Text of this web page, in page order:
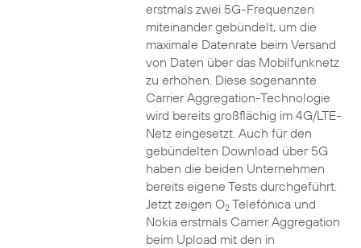
erstmals zwei 5G-Frequenzen
miteinander gebündelt, um die
maximale Datenrate beim Versand
von Daten über das Mobilfunknetz
zu erhöhen. Diese sogenannte
Carrier Aggregation-Technologie
wird bereits großflächig im 4G/LTE-
Netz eingesetzt. Auch für den
gebündelten Download über 5G
haben die beiden Unternehmen
bereits eigene Tests durchgeführt.
Jetzt zeigen O2Telefónica und
Nokia erstmals Carrier Aggregation
beim Upload mit den in